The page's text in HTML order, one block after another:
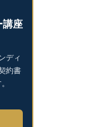
講座
ディ
約書